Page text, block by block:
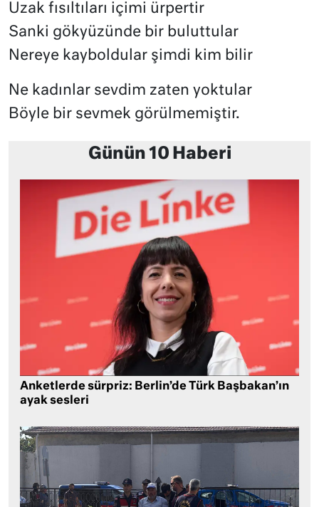
Uzak fısıltıları içimi ürpertir
Sanki gökyüzünde bir buluttular
Nereye kayboldular şimdi kim bilir
Ne kadınlar sevdim zaten yoktular
Böyle bir sevmek görülmemiştir.
Günün 10 Haberi
Anketlerde sürpriz: Berlin’de Türk Başbakan’ın
ayak sesleri